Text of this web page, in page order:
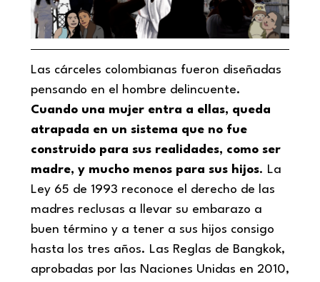
Las cárceles colombianas fueron diseñadas
pensando en el hombre delincuente.
Cuando una mujer entra a ellas, queda
atrapada en un sistema que no fue
construido para sus realidades, como ser
madre, y mucho menos para sus hijos. La
Ley 65 de 1993 reconoce el derecho de las
madres reclusas a llevar su embarazo a
buen término y a tener a sus hijos consigo
hasta los tres años. Las Reglas de Bangkok,
aprobadas por las Naciones Unidas en 2010,